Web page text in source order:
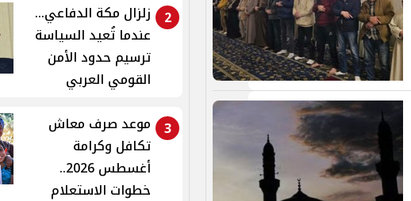
2
زلزال مكة الدفاعي...
عندما تُعيد السياسة
ترسيم حدود الأمن
القومي العربي
3 موعد صرف معاش
تكافل وكرامة
أغسطس 2026..
خطوات الاستعلام